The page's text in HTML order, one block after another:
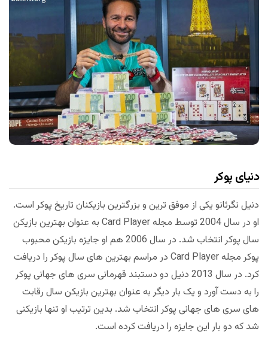
دنیای پوکر
دنیل نگرئانو یکی از موفق ترین و بزرگترین بازیکنان تاریخ پوکر است.
او در سال 2004 توسط مجله Card Player به عنوان بهترین بازیکن
سال پوکر انتخاب شد. در سال 2006 هم او جایزه بازیکن محبوب
پوکر مجله Card Player در مراسم بهترین های سال پوکر را دریافت
کرد. در سال 2013 دنیل دو دستبند قهرمانی سری های جهانی پوکر
را به دست آورد و یک بار دیگر به عنوان بهترین بازیکن سال رقابت
های سری های جهانی پوکر انتخاب شد. بدین ترتیب او تنها بازیکنی
شد که دو بار این جایزه را دریافت کرده است.